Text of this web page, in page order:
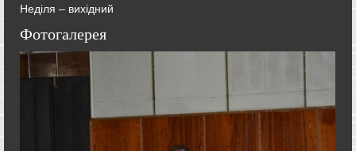
Неділя – вихідний
Фотогалерея